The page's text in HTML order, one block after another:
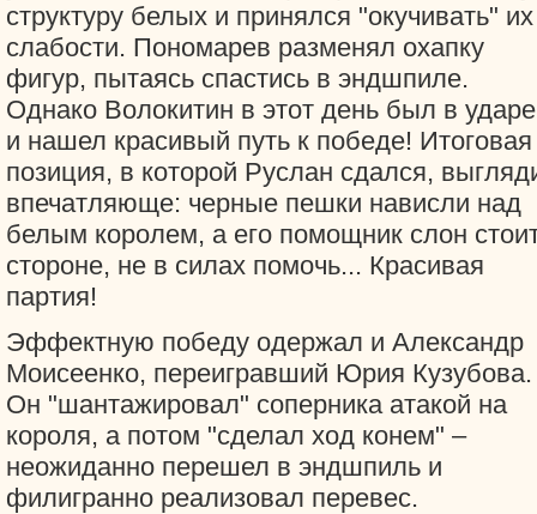
структуру белых и принялся "окучивать" их
слабости. Пономарев разменял охапку
фигур, пытаясь спастись в эндшпиле.
Однако Волокитин в этот день был в
и нашел красивый путь к победе! Итоговая
позиция, в которой Руслан сдался,
впечатляюще: черные пешки нависли над
белым королем, а его помощник слон
стороне, не в силах помочь... Красивая
партия!
Эффектную победу одержал и Александр
Моисеенко, переигравший Юрия Кузубова.
Он "шантажировал" соперника атакой на
короля, а потом "сделал ход конем" –
неожиданно перешел в эндшпиль и
филигранно реализовал перевес.